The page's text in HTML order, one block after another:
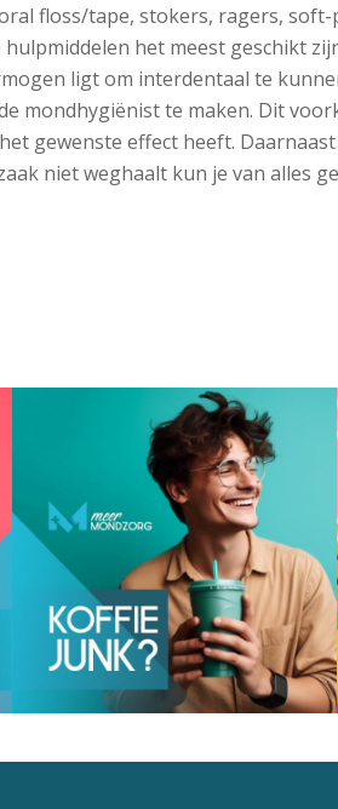
floss/tape, stokers, ragers,
het meest geschikt
ligt om interdentaal te
mondhygiënist te maken. Dit
gewenste effect heeft.
niet weghaalt kun je van alles